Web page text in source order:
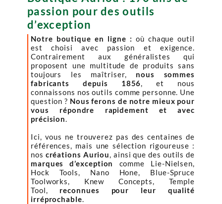
passion pour des outils
d’exception
Notre boutique en ligne : où chaque outil
est choisi avec passion et exigence.
Contrairement aux généralistes qui
proposent une multitude de produits sans
toujours les maîtriser, nous sommes
fabricants depuis 1856, et nous
connaissons nos outils comme personne. Une
question ? Nous ferons de notre mieux pour
vous répondre rapidement et avec
précision.
Ici, vous ne trouverez pas des centaines de
références, mais une sélection rigoureuse :
nos créations Auriou, ainsi que des outils de
marques d’exception
comme Lie-Nielsen,
Hock Tools, Nano Hone, Blue-Spruce
Toolworks, Knew Concepts, Temple
Tool, reconnues pour leur qualité
irréprochable.